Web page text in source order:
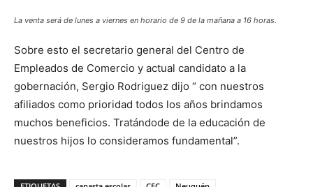
La venta será de lunes a viernes en horario de 9 de la mañana a 16 horas.
Sobre esto el secretario general del Centro de
Empleados de Comercio y actual candidato a la
gobernación, Sergio Rodriguez dijo “ con nuestros
afiliados como prioridad todos los años brindamos
muchos beneficios. Tratándode de la educación de
nuestros hijos lo consideramos fundamental”.